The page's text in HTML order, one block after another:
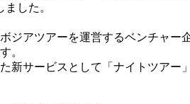
した。
アツアーを運営するベンチャー
。
サービスとして「ナイトツアー